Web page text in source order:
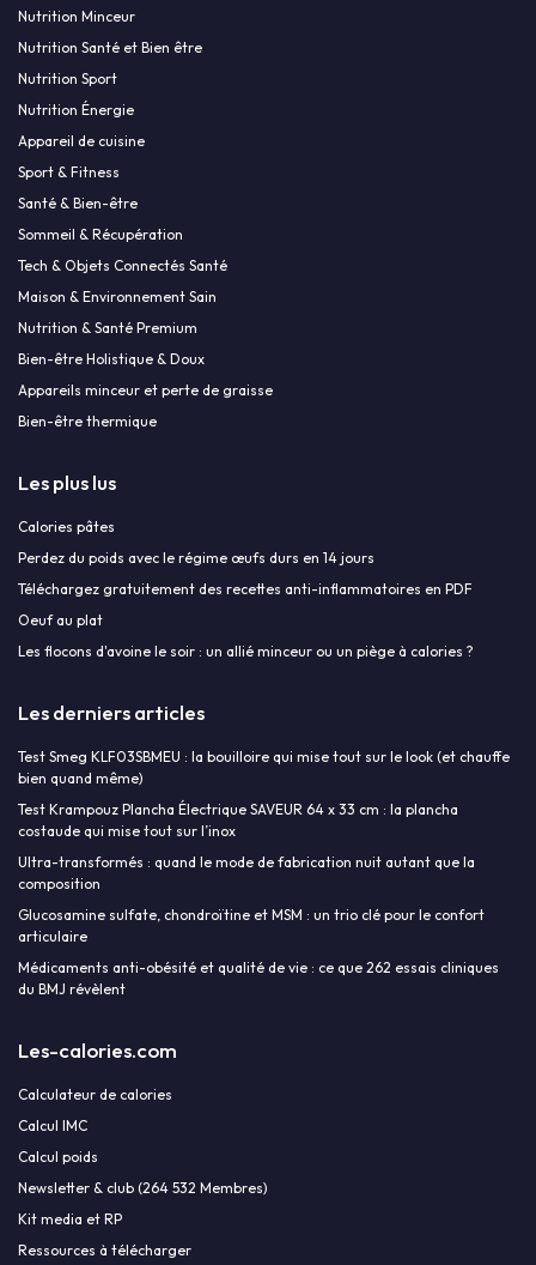
Nutrition Minceur
Nutrition Santé et Bien être
Nutrition Sport
Nutrition Énergie
Appareil de cuisine
Sport & Fitness
Santé & Bien-être
Sommeil & Récupération
Tech & Objets Connectés Santé
Maison & Environnement Sain
Nutrition & Santé Premium
Bien-être Holistique & Doux
Appareils minceur et perte de graisse
Bien-être thermique
Les plus lus
Calories pâtes
Perdez du poids avec le régime œufs durs en 14 jours
Téléchargez gratuitement des recettes anti-inflammatoires en PDF
Oeuf au plat
Les flocons d'avoine le soir : un allié minceur ou un piège à calories ?
Les derniers articles
Test Smeg KLF03SBMEU : la bouilloire qui mise tout sur le look (et chauffe
bien quand même)
Test Krampouz Plancha Électrique SAVEUR 64 x 33 cm : la plancha
costaude qui mise tout sur l’inox
Ultra-transformés : quand le mode de fabrication nuit autant que la
composition
Glucosamine sulfate, chondroïtine et MSM : un trio clé pour le confort
articulaire
Médicaments anti-obésité et qualité de vie : ce que 262 essais cliniques
du BMJ révèlent
Les-calories.com
Calculateur de calories
Calcul IMC
Calcul poids
Newsletter & club (264 532 Membres)
Kit media et RP
Ressources à télécharger